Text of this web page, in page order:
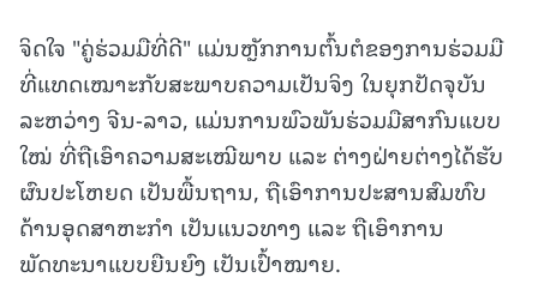
ຈິດໃຈ "ຄູ່ຮ່ວມມືທີ່ດີ" ແມ່ນຫຼັກການຕົ້ນຕໍຂອງການຮ່ວມມື
ທີ່ແທດເໝາະກັບສະພາບຄວາມເປັນຈິງ ໃນຍຸກປັດຈຸບັນ
ລະຫວ່າງ ຈີນ-ລາວ, ແມ່ນການພົວພັນຮ່ວມມືສາກົນແບບ
ໃໝ່ ທີ່ຖືເອົາຄວາມສະເໝີພາບ ແລະ ຕ່າງຝ່າຍຕ່າງໄດ້ຮັບ
ຜົນປະໂຫຍດ ເປັນພື້ນຖານ, ຖືເອົາການປະສານສົມທົບ
ດ້ານອຸດສາຫະກຳ ເປັນແນວທາງ ແລະ ຖືເອົາການ
ພັດທະນາແບບຍືນຍົງ ເປັນເປົ້າໝາຍ.